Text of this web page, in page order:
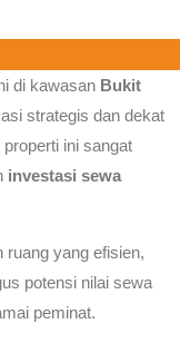
di kawasan Bukit
strategis dan dekat
ini sangat
investasi sewa
ruang yang efisien,
potensi nilai sewa
peminat.